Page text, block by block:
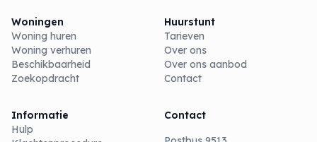
Woningen
Woning huren
Woning verhuren
Beschikbaarheid
Zoekopdracht
Huurstunt
Tarieven
Over ons
Over ons aanbod
Contact
Informatie
Hulp
Contact